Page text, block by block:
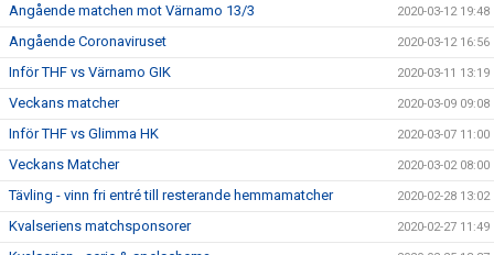
Angående matchen mot Värnamo 13/3 2020-03-12 19:48
Angående Coronaviruset 2020-03-12 16:56
Inför THF vs Värnamo GIK 2020-03-11 13:19
Veckans matcher 2020-03-09 09:08
Inför THF vs Glimma HK 2020-03-07 11:00
Veckans Matcher 2020-03-02 08:00
Tävling - vinn fri entré till resterande hemmamatcher 2020-02-28 13:02
Kvalseriens matchsponsorer 2020-02-27 11:49